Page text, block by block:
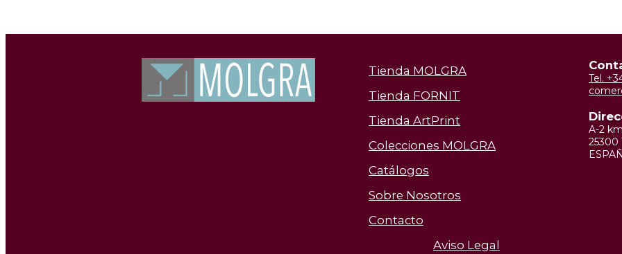
Tienda MOLGRA
Tienda FORNIT
Tienda ArtPrint
Colecciones MOLGRA
Catálogos
Sobre Nosotros
Contacto
Tel.
A-2
25300
Aviso Legal